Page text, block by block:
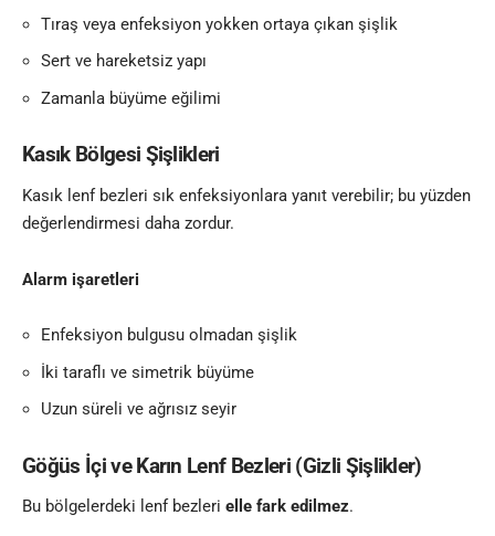
Tıraş veya enfeksiyon yokken ortaya çıkan şişlik
Sert ve hareketsiz yapı
Zamanla büyüme eğilimi
Kasık Bölgesi Şişlikleri
Kasık lenf bezleri sık enfeksiyonlara yanıt verebilir; bu yüzden
değerlendirmesi daha zordur.
Alarm işaretleri
Enfeksiyon bulgusu olmadan şişlik
İki taraflı ve simetrik büyüme
Uzun süreli ve ağrısız seyir
Göğüs İçi ve Karın Lenf Bezleri (Gizli Şişlikler)
Bu bölgelerdeki lenf bezleri elle fark edilmez.